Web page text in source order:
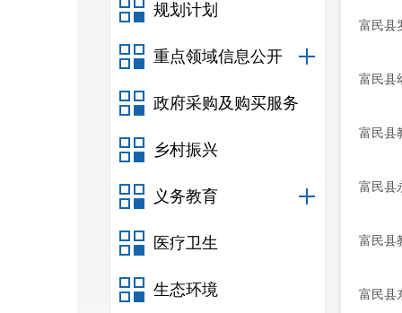
规划计划
重点领域信息公开
政府采购及购买服务
乡村振兴
义务教育
医疗卫生
生态环境
富民县
富民县
富民县
富民县
富民县
富民县